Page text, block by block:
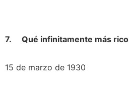
7.     Qué infinitamente más rico
15 de marzo de 1930